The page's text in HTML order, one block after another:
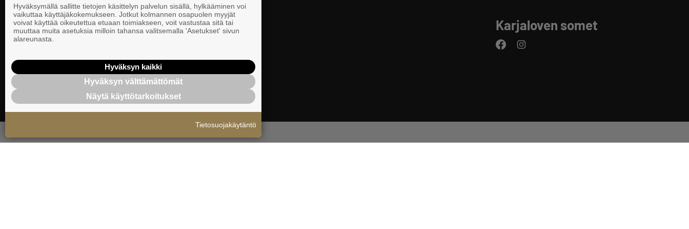
tunnus: 0212039-9
Karjaloven somet
Hyväksymällä sallitte tietojen käsittelyn palvelun sisällä, hylkääminen voi
vaikuttaa käyttäjäkokemukseen. Jotkut kolmannen osapuolen myyjät
voivat käyttää oikeutettua etuaan toimiakseen, voit vastustaa sitä tai
muuttaa muita asetuksia milloin tahansa valitsemalla 'Asetukset' sivun
alareunasta.
Hyväksyn kaikki
Hyväksyn välttämättömät
Näytä käyttötarkoitukset
Tietosuojakäytäntö